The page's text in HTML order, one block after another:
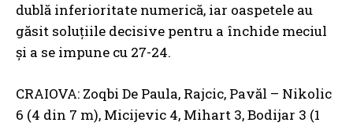
dublă inferioritate numerică, iar oaspetele au
găsit soluțiile decisive pentru a închide meciul
și a se impune cu 27-24.
CRAIOVA: Zoqbi De Paula, Rajcic, Pavăl – Nikolic
6 (4 din 7 m), Micijevic 4, Mihart 3, Bodijar 3 (1